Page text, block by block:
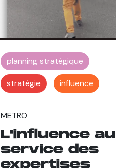
planning stratégique
stratégie influence
METRO
L'influence au
service des
expertises